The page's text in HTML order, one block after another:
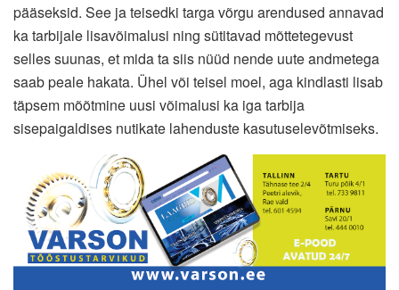
pääseksid. See ja teisedki targa võrgu arendused annavad
ka tarbijale lisavõimalusi ning sütitavad mõttetegevust
selles suunas, et mida ta siis nüüd nende uute andmetega
saab peale hakata. Ühel või teisel moel, aga kindlasti lisab
täpsem mõõtmine uusi võimalusi ka iga tarbija
sisepaigaldises nutikate lahenduste kasutuselevõtmiseks.